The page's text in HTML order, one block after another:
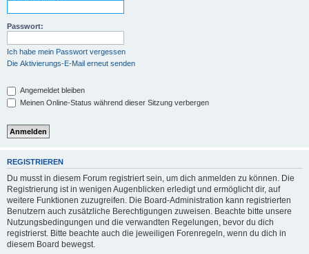
Passwort:
Ich habe mein Passwort vergessen
Die Aktivierungs-E-Mail erneut senden
Angemeldet bleiben
Meinen Online-Status während dieser Sitzung verbergen
REGISTRIEREN
Du musst in diesem Forum registriert sein, um dich anmelden zu können. Die
Registrierung ist in wenigen Augenblicken erledigt und ermöglicht dir, auf
weitere Funktionen zuzugreifen. Die Board-Administration kann registrierten
Benutzern auch zusätzliche Berechtigungen zuweisen. Beachte bitte unsere
Nutzungsbedingungen und die verwandten Regelungen, bevor du dich
registrierst. Bitte beachte auch die jeweiligen Forenregeln, wenn du dich in
diesem Board bewegst.